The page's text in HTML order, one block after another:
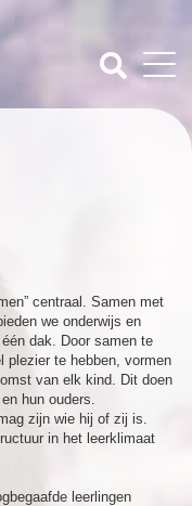
centraal. Samen met
we onderwijs en
dak. Door samen te
plezier te hebben, vormen
van elk kind. Dit doen
hun ouders.
zijn wie hij of zij is.
in het leerklimaat
leerlingen